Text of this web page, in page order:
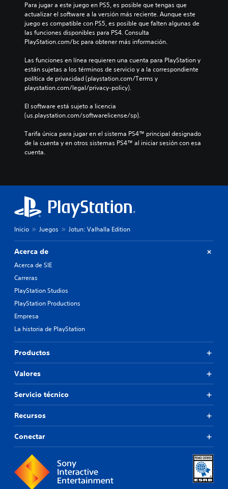
Para jugar a este juego en PS5, es posible que tengas que
actualizar el software a la versión más reciente. Aunque este
juego es compatible con PS5, es posible que falten algunas de
las funciones disponibles para PS4. Consulta
PlayStation.com/bc para obtener más información.
Las funciones en línea requieren una cuenta para PlayStation y
están sujetas a los términos de servicio y a la correspondiente
política de privacidad (playstation.com/Terms y
playstation.com/legal/privacy-policy).
El software está sujeto a licencia
(us.playstation.com/softwarelicense/sp).
Tarifa única para jugar en el sistema PS4™ principal designado
de la cuenta y en otros sistemas PS4™ al iniciar sesión con esa
cuenta.
Inicio Juegos Jotun: Valhalla Edition
Acerca de
Acerca de SIE
Carreras
PlayStation Studios
PlayStation Productions
Empresa
La historia de PlayStation
Productos
Valores
Servicio técnico
Recursos
Conectar